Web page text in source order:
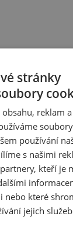
stránky
reklam
používání
s našimi
kteří je
nebo které
jejich